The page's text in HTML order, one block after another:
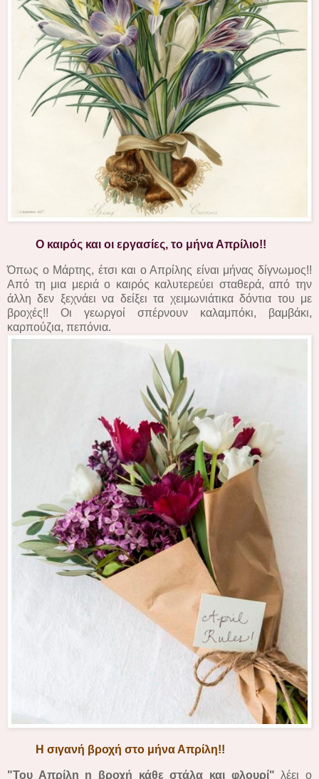
Ο καιρός και οι εργασίες, το μήνα Απρίλιο!!
Όπως ο Μάρτης, έτσι και ο Απρίλης είναι μήνας δίγνωμος!!
Από τη μια μεριά ο καιρός καλυτερεύει σταθερά, από την
άλλη δεν ξεχνάει να δείξει τα χειμωνιάτικα δόντια του με
βροχές!! Οι γεωργοί σπέρνουν καλαμπόκι, βαμβάκι,
καρπούζια, πεπόνια.
Η σιγανή βροχή στο μήνα Απρίλη!!
"Του Απρίλη η βροχή κάθε στάλα και φλουρί" λέει ο